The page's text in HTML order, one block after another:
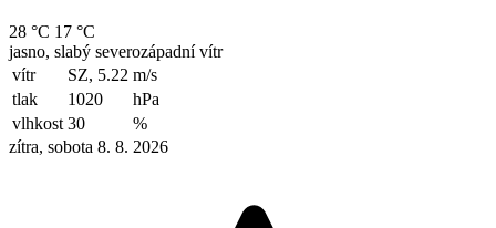
28 °C 17 °C
jasno, slabý severozápadní vítr
vítr
SZ, 5.22 m/s
tlak
1020
hPa
vlhkost 30
%
zítra, sobota 8. 8. 2026